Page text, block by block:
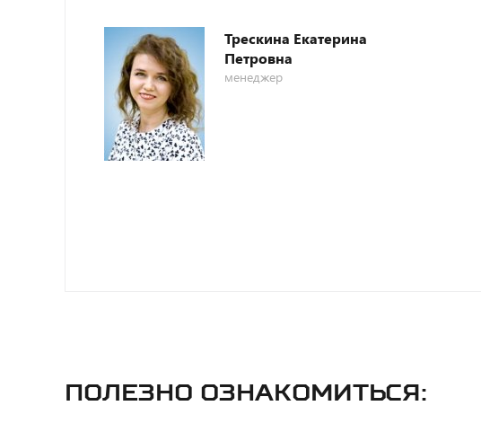
Трескина Екатерина
Петровна
менеджер
Полезно ознакомиться: